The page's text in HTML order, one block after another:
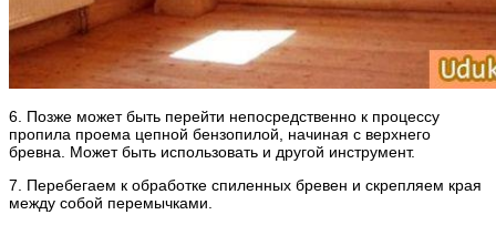
6. Позже может быть перейти непосредственно к процессу
пропила проема цепной бензопилой, начиная с верхнего
бревна. Может быть использовать и другой инструмент.
7. Перебегаем к обработке спиленных бревен и скрепляем края
между собой перемычками.